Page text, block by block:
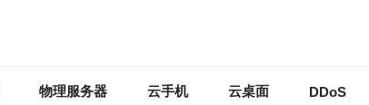
物理服务器 云手机 云桌面 DDoS